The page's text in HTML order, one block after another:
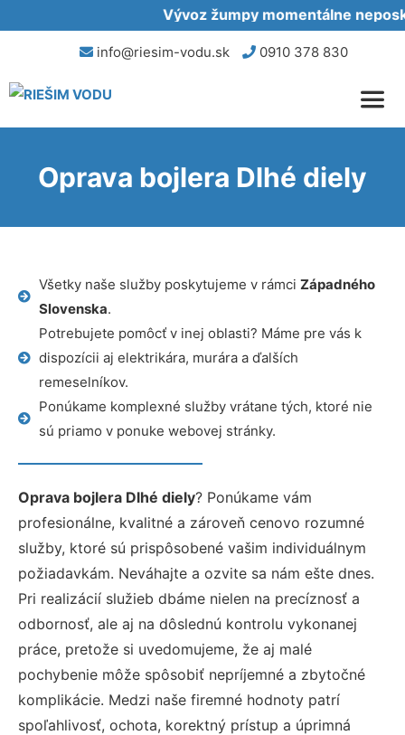
Vývoz žumpy momentálne
info@riesim-vodu.sk 0910 378 830
Oprava bojlera Dlhé diely
Všetky naše služby poskytujeme v rámci Západného
Slovenska.
Potrebujete pomôcť v inej oblasti? Máme pre vás k
dispozícii aj elektrikára, murára a ďalších
remeselníkov.
Ponúkame komplexné služby vrátane tých, ktoré nie
sú priamo v ponuke webovej stránky.
Oprava bojlera Dlhé diely? Ponúkame vám
profesionálne, kvalitné a zároveň cenovo rozumné
služby, ktoré sú prispôsobené vašim individuálnym
požiadavkám. Neváhajte a ozvite sa nám ešte dnes.
Pri realizácií služieb dbáme nielen na precíznosť a
odbornosť, ale aj na dôslednú kontrolu vykonanej
práce, pretože si uvedomujeme, že aj malé
pochybenie môže spôsobiť nepríjemné a zbytočné
komplikácie. Medzi naše firemné hodnoty patrí
spoľahlivosť, ochota, korektný prístup a úprimná